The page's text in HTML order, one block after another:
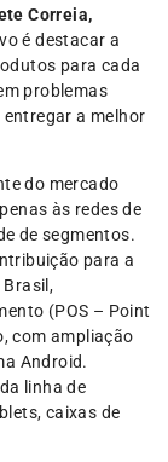
Correia,
é destacar a
para cada
problemas
a melhor
do mercado
às redes de
de segmentos.
para a
(POS – Point
com ampliação
Android.
linha de
caixas de